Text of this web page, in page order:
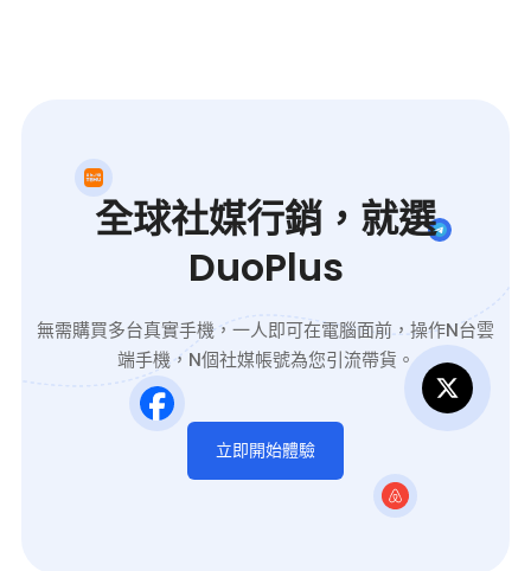
全球社媒行銷，就選
DuoPlus
無需購買多台真實手機，一人即可在電腦面前，操作N台雲
端手機，N個社媒帳號為您引流帶貨。
立即開始體驗